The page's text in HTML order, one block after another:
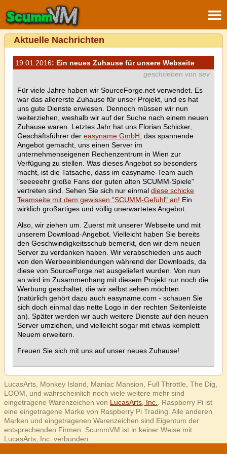
Aktuelle Nachrichten
19.01.2016: Ein neues Zuhause für unsere Webseite
geschrieben von sev
Für viele Jahre haben wir SourceForge.net verwendet. Es
war das allererste Zuhause für unser Projekt, und es hat
uns gute Dienste erwiesen. Dennoch müssen wir nun
weiterziehen, weshalb wir auf der Suche nach einem neuen
Zuhause waren. Letztes Jahr hat uns Florian Schicker,
Geschäftsführer der easyname GmbH , das spannende
Angebot gemacht, uns einen Server im
unternehmenseigenen Rechenzentrum in Wien zur
Verfügung zu stellen. Was dieses Angebot so besonders
macht, ist die Tatsache, dass im easyname-Team auch
"seeeeehr große Fans der guten alten SCUMM-Spiele"
vertreten sind. Sehen Sie sich nur einmal diese schicke
Teamseite mit dem gewissen "SCUMM-Gefühl" an! Ein
wirklich großartiges und völlig unerwartetes Angebot.
Also, wir ziehen um. Zuerst mit unserer Webseite und mit
unserem Download-Angebot. Vielleicht haben Sie bereits
den Geschwindigkeitsschub bemerkt, den wir dem neuen
Server zu verdanken haben. Wir verabschieden uns auch
von den Werbeeinblendungen während der Downloads, da
diese von SourceForge.net ausgeliefert wurden. Von nun
an wird im Zusammenhang mit diesem Projekt nur noch die
Werbung geschaltet, die wir selbst sehen möchten
(natürlich gehört dazu auch easyname.com - schauen Sie
sich doch einmal das nette Logo in der rechten Seitenleiste
an). Später werden wir auch weitere Dienste auf den neuen
Server umziehen, und vielleicht sogar mit etwas komplett
Neuem erweitern.
Freuen Sie sich mit uns auf unser neues Zuhause!
LucasArts, Monkey Island, Maniac Mansion, Full Throttle, The Dig,
LOOM, und wahrscheinlich noch viele weitere mehr sind
eingetragene Warenzeichen von LucasArts, Inc.
. Raspberry Pi ist
eine eingetragene Marke von Raspberry Pi Trading. Alle anderen
Marken und eingetragenen Warenzeichen sind Eigentum der
entsprechenden Firmen. ScummVM ist in keiner Weise mit
LucasArts, Inc. verbunden.